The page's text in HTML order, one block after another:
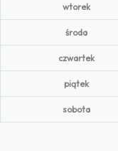
wtorek
środa
czwartek
piątek
sobota